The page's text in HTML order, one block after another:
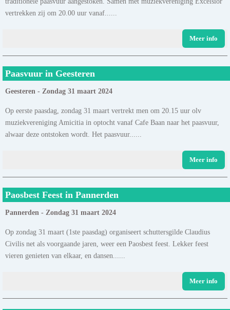
vertrekken zij om 20.00 uur vanaf......
Meer info
Paasvuur in Geesteren
Geesteren - Zondag 31 maart 2024
Op eerste paasdag, zondag 31 maart vertrekt men om 20.15 uur olv
muziekvereniging Amicitia in optocht vanaf Cafe Baan naar het paasvuur,
alwaar deze ontstoken wordt. Het paasvuur......
Meer info
Paosbest Feest in Pannerden
Pannerden - Zondag 31 maart 2024
Op zondag 31 maart (1ste paasdag) organiseert schuttersgilde Claudius
Civilis net als voorgaande jaren, weer een Paosbest feest. Lekker feest
vieren genieten van elkaar, en dansen......
Meer info